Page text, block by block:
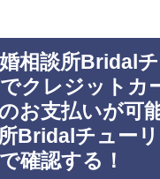
相談所Bridal
クレジットカ
お支払いが可
Bridalチュー
確認する！